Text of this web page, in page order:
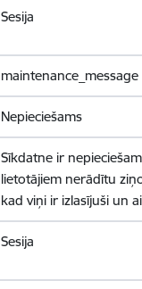
Sesija
maintenance_message
Nepieciešams
Sīkdatne ir
lietotājiem nerādītu
kad viņi ir izlasījuši un
Sesija